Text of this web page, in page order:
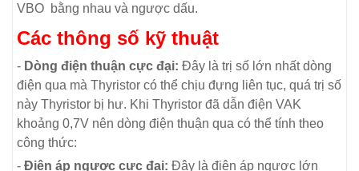
VBO bằng nhau và ngược dấu.
Các thông số kỹ thuật
- Dòng điện thuận cực đại: Đây là trị số lớn nhất dòng
điện qua mà Thyristor có thể chịu đựng liên tục, quá trị số
này Thyristor bị hư. Khi Thyristor đã dẫn điện VAK
khoảng 0,7V nên dòng điện thuận qua có thể tính theo
công thức:
- Điện áp ngược cực đại: Đây là điện áp ngược lớn